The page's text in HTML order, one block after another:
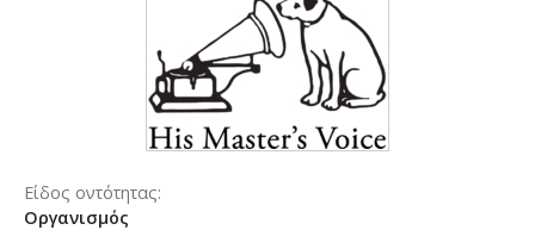
Είδος οντότητας
Οργανισμός